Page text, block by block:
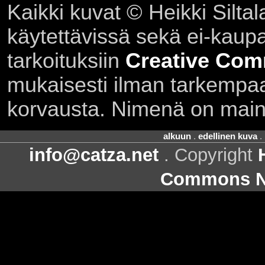
Kaikki kuvat © Heikki
käytettävissä sekä ei-
tarkoituksiin Creative
mukaisesti ilman
korvausta. Nimenä on
alkuun. edellinen kuva.
info@catza.net . Copyright
Commons